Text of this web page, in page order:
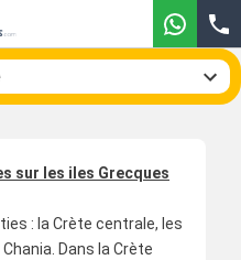
sur les iles Grecques
: la Crète centrale, les
Dans la Crète